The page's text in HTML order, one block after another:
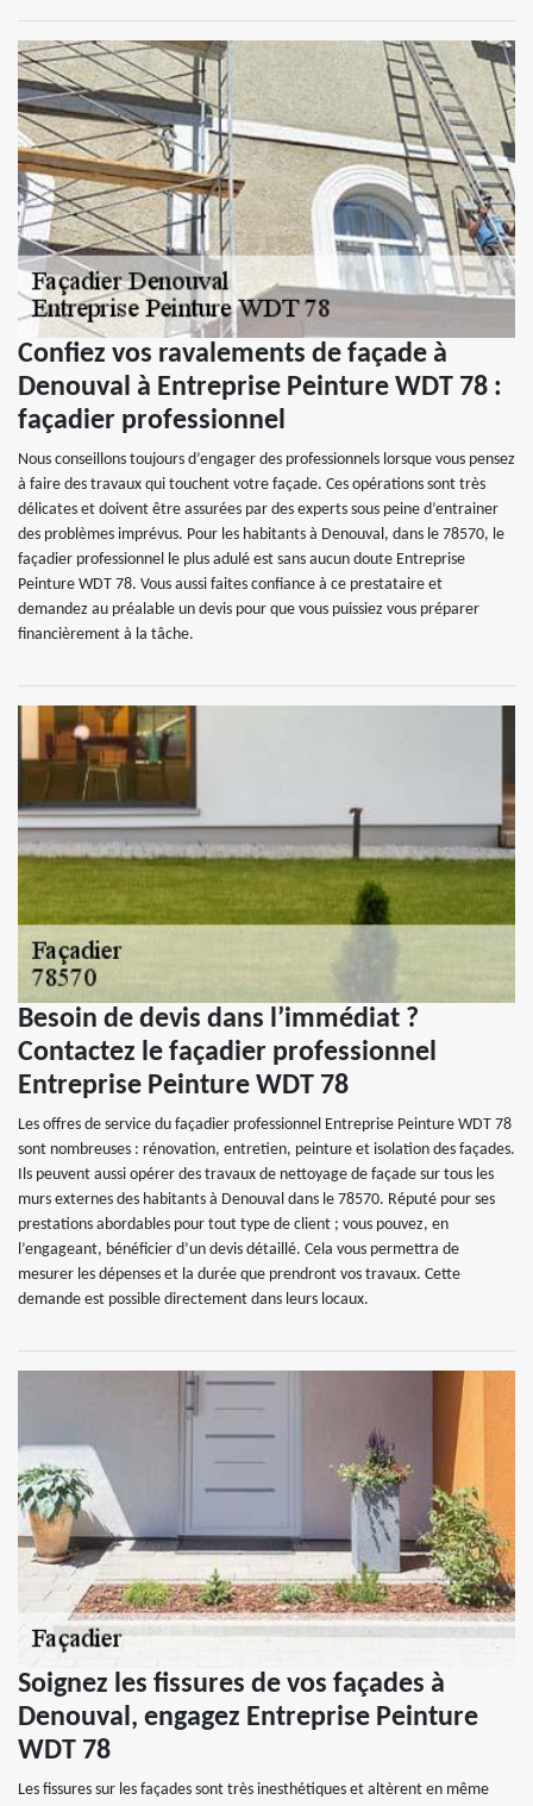
Confiez vos ravalements de façade à
Denouval à Entreprise Peinture WDT 78 :
façadier professionnel
Nous conseillons toujours d’engager des professionnels lorsque vous pensez
à faire des travaux qui touchent votre façade. Ces opérations sont très
délicates et doivent être assurées par des experts sous peine d’entrainer
des problèmes imprévus. Pour les habitants à Denouval, dans le 78570, le
façadier professionnel le plus adulé est sans aucun doute Entreprise
Peinture WDT 78. Vous aussi faites confiance à ce prestataire et
demandez au préalable un devis pour que vous puissiez vous préparer
financièrement à la tâche.
Besoin de devis dans l’immédiat ?
Contactez le façadier professionnel
Entreprise Peinture WDT 78
Les offres de service du façadier professionnel Entreprise Peinture WDT 78
sont nombreuses : rénovation, entretien, peinture et isolation des façades.
Ils peuvent aussi opérer des travaux de nettoyage de façade sur tous les
murs externes des habitants à Denouval dans le 78570. Réputé pour ses
prestations abordables pour tout type de client ; vous pouvez, en
l’engageant, bénéficier d’un devis détaillé. Cela vous permettra de
mesurer les dépenses et la durée que prendront vos travaux. Cette
demande est possible directement dans leurs locaux.
Soignez les fissures de vos façades à
Denouval, engagez Entreprise Peinture
WDT 78
Les fissures sur les façades sont très inesthétiques et altèrent en même